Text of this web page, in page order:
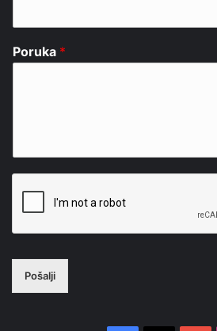
Poruka *
Pošalji